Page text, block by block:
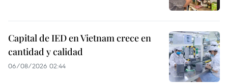
Capital de IED en Vietnam crece en
cantidad y calidad
06/08/2026 02:44